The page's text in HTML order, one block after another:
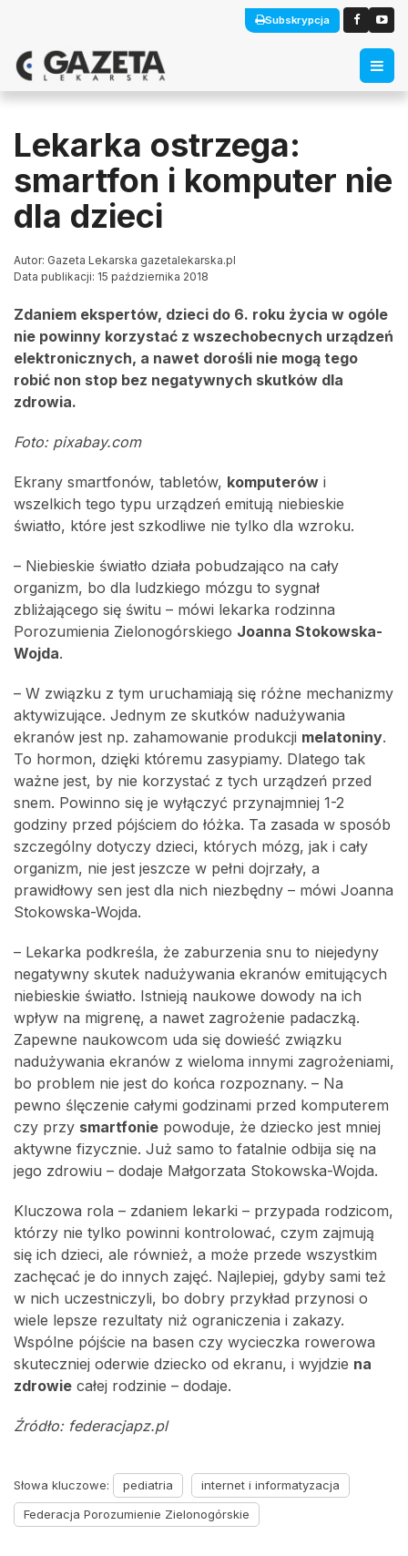
Subskrypcja
Lekarka ostrzega:
smartfon i komputer nie
dla dzieci
Autor: Gazeta Lekarska gazetalekarska.pl
Data publikacji: 15 października 2018
Zdaniem ekspertów, dzieci do 6. roku życia w ogóle
nie powinny korzystać z wszechobecnych urządzeń
elektronicznych, a nawet dorośli nie mogą tego
robić non stop bez negatywnych skutków dla
zdrowia.
Foto: pixabay.com
Ekrany smartfonów, tabletów, komputerów i
wszelkich tego typu urządzeń emitują niebieskie
światło, które jest szkodliwe nie tylko dla wzroku.
– Niebieskie światło działa pobudzająco na cały
organizm, bo dla ludzkiego mózgu to sygnał
zbliżającego się świtu – mówi lekarka rodzinna
Porozumienia Zielonogórskiego Joanna Stokowska-
Wojda.
– W związku z tym uruchamiają się różne mechanizmy
aktywizujące. Jednym ze skutków nadużywania
ekranów jest np. zahamowanie produkcji melatoniny.
To hormon, dzięki któremu zasypiamy. Dlatego tak
ważne jest, by nie korzystać z tych urządzeń przed
snem. Powinno się je wyłączyć przynajmniej 1-2
godziny przed pójściem do łóżka. Ta zasada w sposób
szczególny dotyczy dzieci, których mózg, jak i cały
organizm, nie jest jeszcze w pełni dojrzały, a
prawidłowy sen jest dla nich niezbędny – mówi Joanna
Stokowska-Wojda.
– Lekarka podkreśla, że zaburzenia snu to niejedyny
negatywny skutek nadużywania ekranów emitujących
niebieskie światło. Istnieją naukowe dowody na ich
wpływ na migrenę, a nawet zagrożenie padaczką.
Zapewne naukowcom uda się dowieść związku
nadużywania ekranów z wieloma innymi zagrożeniami,
bo problem nie jest do końca rozpoznany. – Na
pewno ślęczenie całymi godzinami przed komputerem
czy przy smartfonie powoduje, że dziecko jest mniej
aktywne fizycznie. Już samo to fatalnie odbija się na
jego zdrowiu – dodaje Małgorzata Stokowska-Wojda.
Kluczowa rola – zdaniem lekarki – przypada rodzicom,
którzy nie tylko powinni kontrolować, czym zajmują
się ich dzieci, ale również, a może przede wszystkim
zachęcać je do innych zajęć. Najlepiej, gdyby sami też
w nich uczestniczyli, bo dobry przykład przynosi o
wiele lepsze rezultaty niż ograniczenia i zakazy.
Wspólne pójście na basen czy wycieczka rowerowa
skuteczniej oderwie dziecko od ekranu, i wyjdzie na
zdrowie całej rodzinie – dodaje.
Źródło: federacjapz.pl
Słowa kluczowe: pediatria
internet i informatyzacja
Federacja Porozumienie Zielonogórskie